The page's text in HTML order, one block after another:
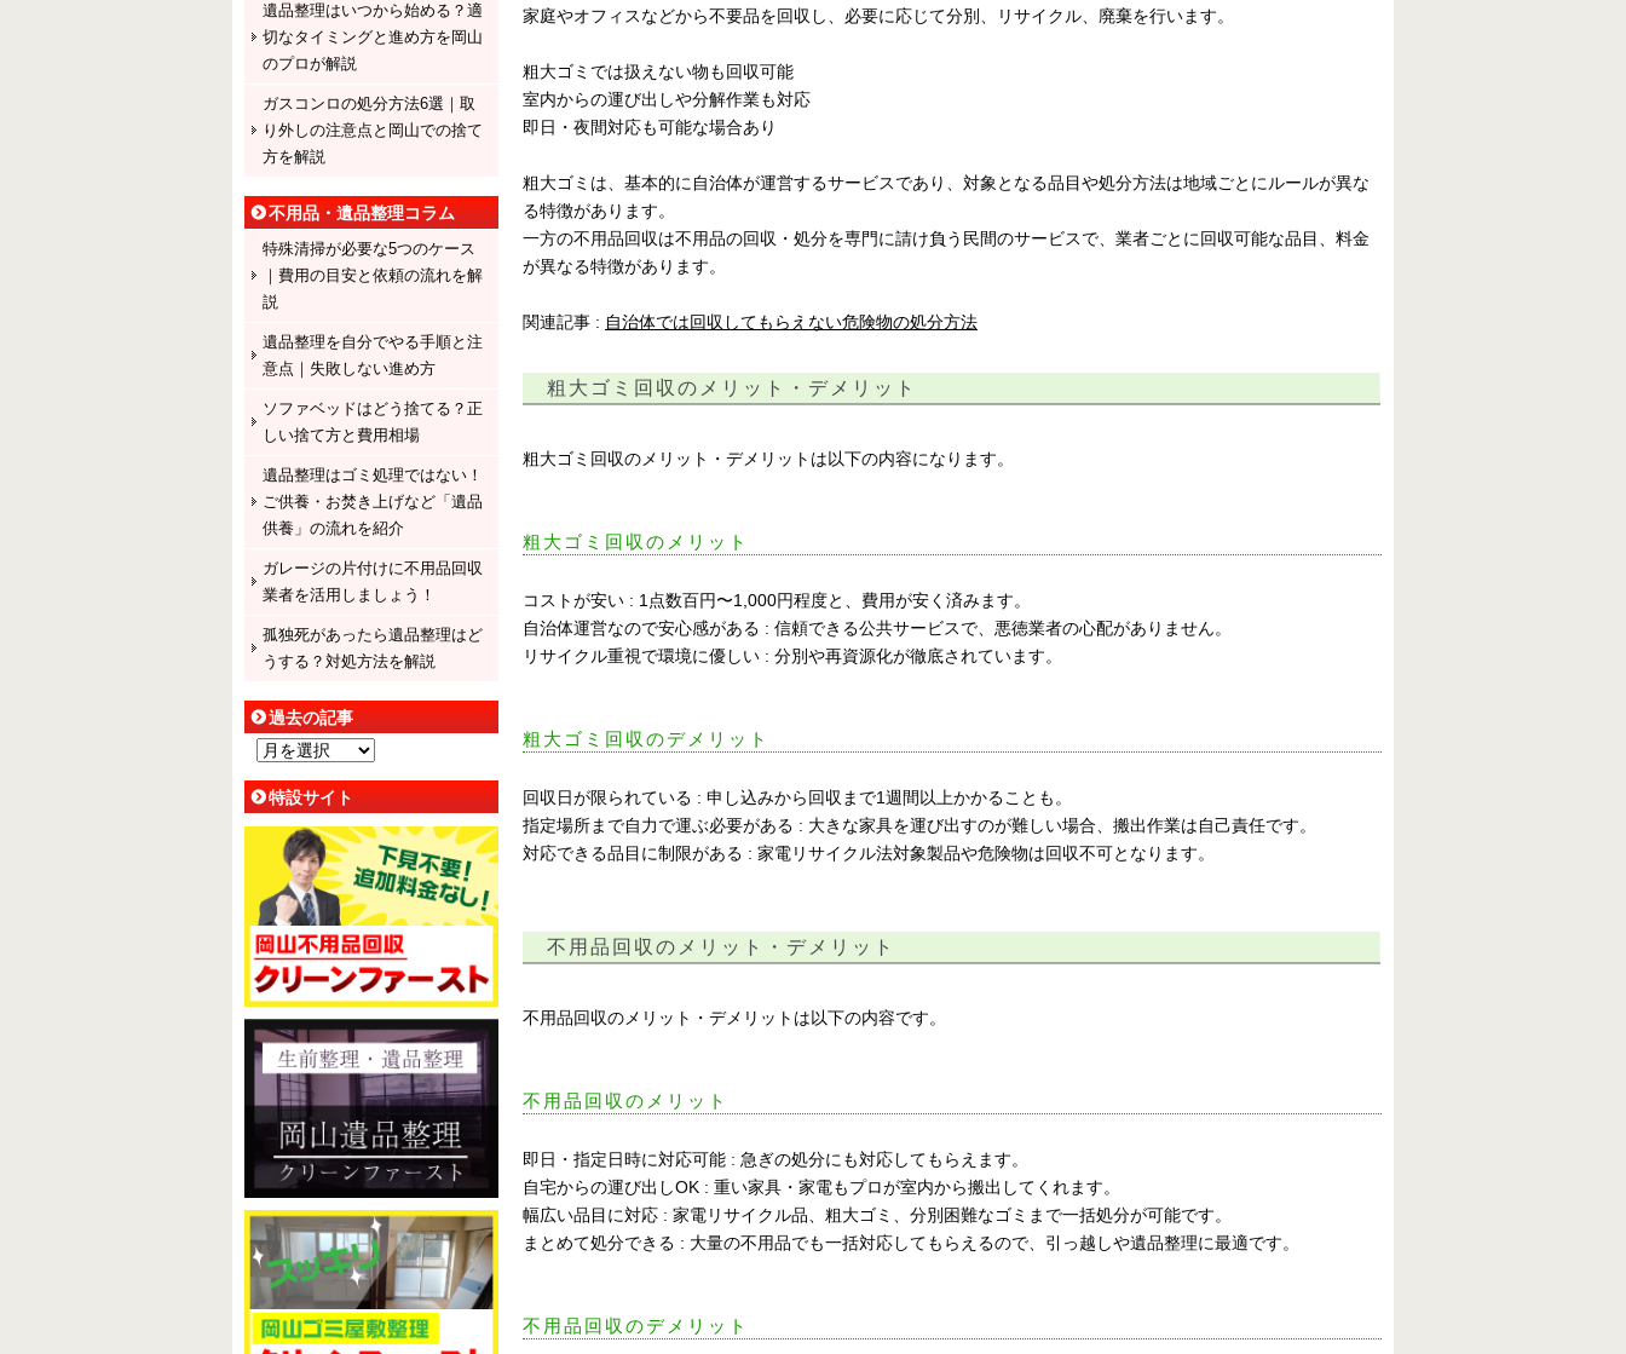
家庭やオフィスなどから不要品を回収し、必要に応じて分別、リサイクル、廃棄を行います。
粗大ゴミでは扱えない物も回収可能
室内からの運び出しや分解作業も対応
即日・夜間対応も可能な場合あり
粗大ゴミは、基本的に自治体が運営するサービスであり、対象となる品目や処分方法は地域ごとにルールが異な
る特徴があります。
一方の不用品回収は不用品の回収・処分を専門に請け負う民間のサービスで、業者ごとに回収可能な品目、料金
が異なる特徴があります。
関連記事 : 自治体では回収してもらえない危険物の処分方法
粗大ゴミ回収のメリット・デメリット
粗大ゴミ回収のメリット・デメリットは以下の内容になります。
粗大ゴミ回収のメリット
コストが安い : 1点数百円〜1,000円程度と、費用が安く済みます。
自治体運営なので安心感がある : 信頼できる公共サービスで、悪徳業者の心配がありません。
リサイクル重視で環境に優しい : 分別や再資源化が徹底されています。
粗大ゴミ回収のデメリット
回収日が限られている : 申し込みから回収まで1週間以上かかることも。
指定場所まで自力で運ぶ必要がある : 大きな家具を運び出すのが難しい場合、搬出作業は自己責任です。
対応できる品目に制限がある : 家電リサイクル法対象製品や危険物は回収不可となります。
不用品回収のメリット・デメリット
不用品回収のメリット・デメリットは以下の内容です。
不用品回収のメリット
即日・指定日時に対応可能 : 急ぎの処分にも対応してもらえます。
自宅からの運び出しOK : 重い家具・家電もプロが室内から搬出してくれます。
幅広い品目に対応 : 家電リサイクル品、粗大ゴミ、分別困難なゴミまで一括処分が可能です。
まとめて処分できる : 大量の不用品でも一括対応してもらえるので、引っ越しや遺品整理に最適です。
不用品回収のデメリット
遺品整理はいつから始める？適
切なタイミングと進め方を岡山
のプロが解説
ガスコンロの処分方法6選｜取
り外しの注意点と岡山での捨て
方を解説
不用品・遺品整理コラム
特殊清掃が必要な5つのケース
｜費用の目安と依頼の流れを解
説
遺品整理を自分でやる手順と注
意点｜失敗しない進め方
ソファベッドはどう捨てる？正
しい捨て方と費用相場
遺品整理はゴミ処理ではない！
ご供養・お焚き上げなど「遺品
供養」の流れを紹介
ガレージの片付けに不用品回収
業者を活用しましょう！
孤独死があったら遺品整理はど
うする？対処方法を解説
過去の記事
の
記
特設サイト